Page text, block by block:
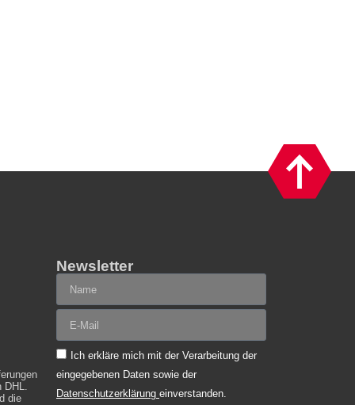
DHL.
die
Newsletter
Ich erkläre mich mit der Verarbeitung der
eingegebenen Daten sowie der
Datenschutzerklärung einverstanden.